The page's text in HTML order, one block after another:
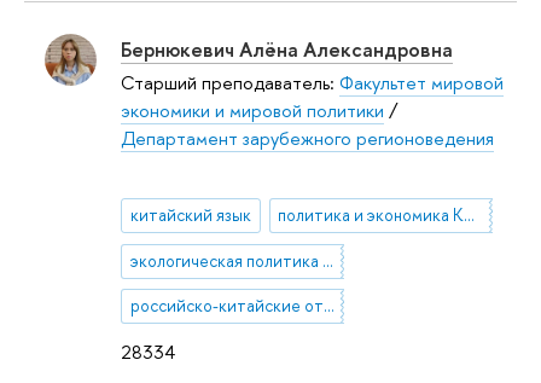
28334
Бернюкевич Алёна Александровна
Старший преподаватель: Факультет мировой
экономики и мировой политики /
Департамент зарубежного регионоведения
китайский язык политика и экономика Китая
экологическая политика Китая
российско-китайские отношения